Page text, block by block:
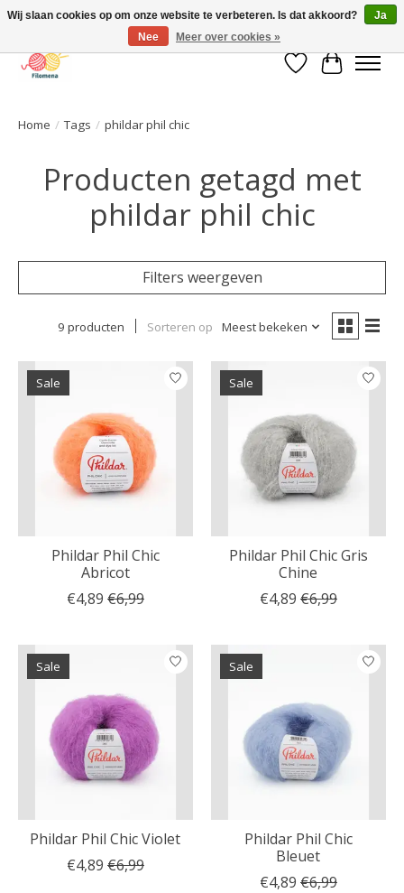
Verlanglijst
Home / Tags / phildar phil chic
Producten getagd met
phildar phil chic
Filters weergeven
9 producten Sorteren op Meest bekeken
Sale
Phildar Phil Chic
Abricot
€4,89 €6,99
Sale
Phildar Phil Chic Gris
Chine
€4,89 €6,99
Sale
Phildar Phil Chic Violet
€4,89 €6,99
Sale
Phildar Phil Chic
Bleuet
€4,89 €6,99
Wij slaan cookies op om onze website te verbeteren. Is dat akkoord?
Ja
Nee
Meer over cookies »